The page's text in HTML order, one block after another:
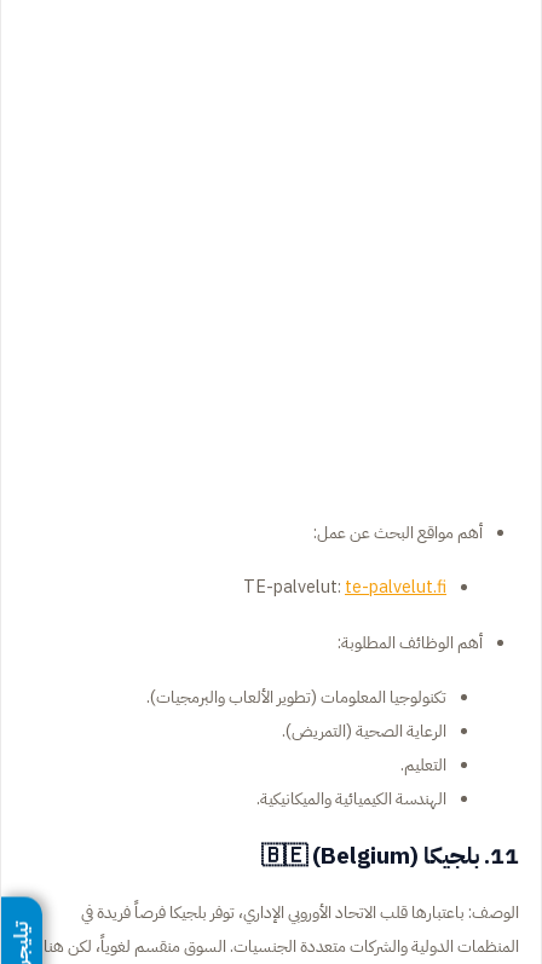
أهم مواقع البحث عن عمل:
TE-palvelut: te-palvelut.fi
أهم الوظائف المطلوبة:
تكنولوجيا المعلومات (تطوير الألعاب والبرمجيات).
الرعاية الصحية (التمريض).
التعليم.
الهندسة الكيميائية والميكانيكية.
11. بلجيكا (Belgium) 🇧🇪
الوصف: باعتبارها قلب الاتحاد الأوروبي الإداري، توفر بلجيكا فرصاً فريدة في
المنظمات الدولية والشركات متعددة الجنسيات. السوق منقسم لغوياً، لكن هناك